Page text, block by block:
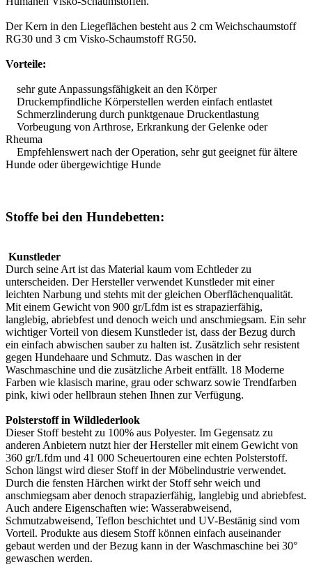
Der Kern in den Liegeflächen besteht aus 2 cm Weichschaumstoff
RG30 und 3 cm Visko-Schaumstoff RG50.
Vorteile:
sehr gute Anpassungsfähigkeit an den Körper
Druckempfindliche Körperstellen werden einfach entlastet
Schmerzlinderung durch punktgenaue Druckentlastung
Vorbeugung von Arthrose, Erkrankung der Gelenke oder
Rheuma
Empfehlenswert nach der Operation, sehr gut geeignet für ältere
Hunde oder übergewichtige Hunde
Stoffe bei den Hundebetten:
Kunstleder
Durch seine Art ist das Material kaum vom Echtleder zu
unterscheiden. Der Hersteller verwendet Kunstleder mit einer
leichten Narbung und stehts mit der gleichen Oberflächenqualität.
Mit einem Gewicht von 900 gr/Lfdm ist es strapazierfähig,
langlebig, abriebfest und denoch weich und anschmiegsam. Ein sehr
wichtiger Vorteil von diesem Kunstleder ist, dass der Bezug durch
ein einfach abwischen sauber zu halten ist. Zusätzlich sehr resistent
gegen Hundehaare und Schmutz. Das waschen in der
Waschmaschine und die zusätzliche Arbeit entfällt. 18 Moderne
Farben wie klasisch marine, grau oder schwarz sowie Trendfarben
pink, kiwi oder hellbraun stehen Ihnen zur Verfügung.
Polsterstoff in Wildlederlook
Dieser Stoff besteht zu 100% aus Polyester. Im Gegensatz zu
anderen Anbietern nutzt hier der Hersteller mit einem Gewicht von
360 gr/Lfdm und 41 000 Scheuertouren eine echten Polsterstoff.
Schon längst wird dieser Stoff in der Möbelindustrie verwendet.
Durch die fensten Härchen wirkt der Stoff sehr weich und
anschmiegsam aber denoch strapazierfähig, langlebig und abriebfest.
Auch andere Eigenschaften wie: Wasserabweisend,
Schmutzabweisend, Teflon beschichtet und UV-Bestänig sind vom
Vorteil. Produkte aus diesem Stoff können einfach auseinander
gebaut werden und der Bezug kann in der Waschmaschine bei 30°
gewaschen werden.